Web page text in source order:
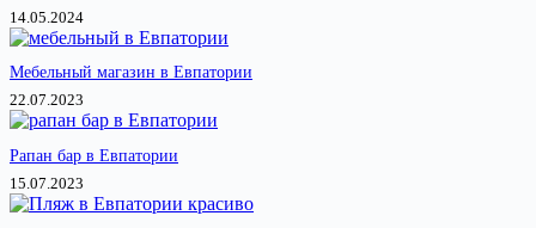
14.05.2024
Мебельный магазин в Евпатории
22.07.2023
Рапан бар в Евпатории
15.07.2023